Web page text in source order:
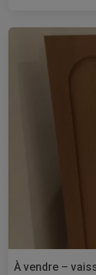
À vendre –